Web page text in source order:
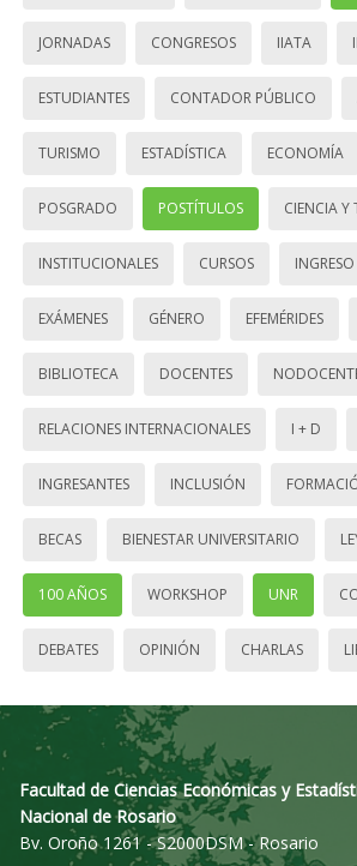
JORNADAS CONGRESOS IIATA
ESTUDIANTES CONTADOR PÚBLICO
TURISMO ESTADÍSTICA ECONOMÍA
POSGRADO POSTÍTULOS CIENCIA Y
INSTITUCIONALES CURSOS INGRESO
EXÁMENES GÉNERO EFEMÉRIDES
BIBLIOTECA DOCENTES
RELACIONES INTERNACIONALES I + D
INGRESANTES INCLUSIÓN
BECAS BIENESTAR UNIVERSITARIO
100 AÑOS WORKSHOP UNR
DEBATES OPINIÓN CHARLAS
Facultad de Ciencias Económicas y
Nacional de Rosario
Bv. Oroño 1261 - S2000DSM - Rosario